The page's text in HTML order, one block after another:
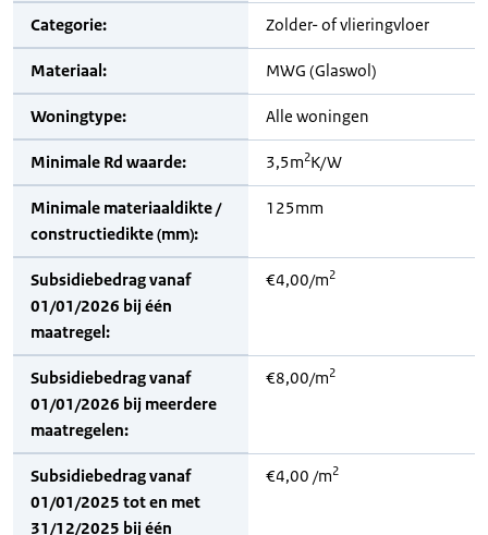
Categorie: Zolder- of vlieringvloer
Materiaal: MWG (Glaswol)
Woningtype: Alle woningen
Minimale Rd waarde: 3,5m2K/W
Minimale materiaaldikte /
constructiedikte (mm):
125mm
Subsidiebedrag vanaf
01/01/2026 bij één
maatregel:
€4,00/m2
Subsidiebedrag vanaf
01/01/2026 bij meerdere
maatregelen:
€8,00/m2
Subsidiebedrag vanaf
01/01/2025 tot en met
31/12/2025 bij één
€4,00 /m2